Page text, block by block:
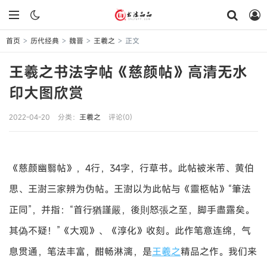
首页 > 历代经典 > 魏晋 > 王羲之 > 正文
王羲之书法字帖《慈颜帖》高清无水
印大图欣赏
2022-04-20 分类： 王羲之 评论(0)
《慈颜幽翳帖》，4行，34字，行草书。此帖被米芾、黄伯
思、王澍三家辨为伪帖。王澍以为此帖与《靈柩帖》“筆法
正同”，并指：“首行猶謹嚴，後則怒張之至，脚手盡露矣。
其偽不疑！”《大观》、《淳化》收刻。此作笔意连绵，气
息贯通，笔法丰富，酣畅淋漓，是王羲之精品之作。我们来